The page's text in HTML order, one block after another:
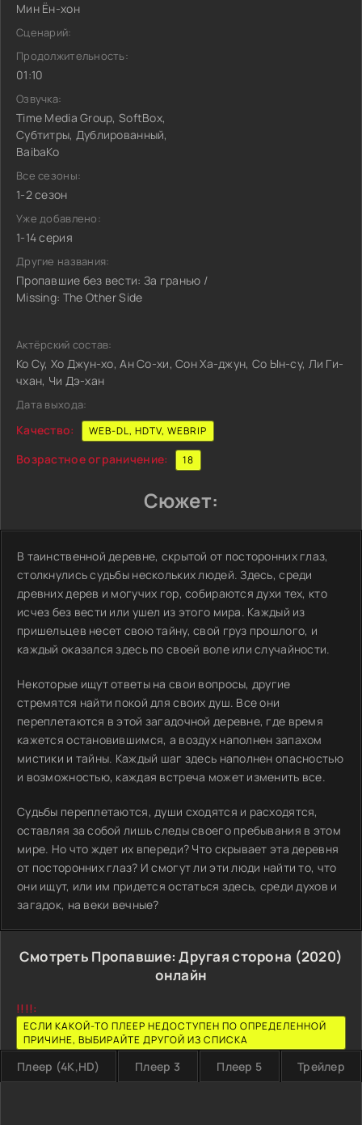
Мин Ён-хон
Сценарий:
Продолжительность:
01:10
Озвучка:
Time Media Group, SoftBox,
Субтитры, Дублированный,
BaibaKo
Все сезоны:
1-2 сезон
Уже добавлено:
1-14 серия
Другие названия:
Пропавшие без вести: За гранью /
Missing: The Other Side
Актёрский состав:
Ко Су, Хо Джун-хо, Ан Со-хи, Сон Ха-джун, Со Ын-су, Ли Ги-
чхан, Чи Дэ-хан
Дата выхода:
Качество: WEB-DL, HDTV, WEBRIP
Возрастное ограничение: 18
Сюжет:
В таинственной деревне, скрытой от посторонних глаз,
столкнулись судьбы нескольких людей. Здесь, среди
древних дерев и могучих гор, собираются духи тех, кто
исчез без вести или ушел из этого мира. Каждый из
пришельцев несет свою тайну, свой груз прошлого, и
каждый оказался здесь по своей воле или случайности.
Некоторые ищут ответы на свои вопросы, другие
стремятся найти покой для своих душ. Все они
переплетаются в этой загадочной деревне, где время
кажется остановившимся, а воздух наполнен запахом
мистики и тайны. Каждый шаг здесь наполнен опасностью
и возможностью, каждая встреча может изменить все.
Судьбы переплетаются, души сходятся и расходятся,
оставляя за собой лишь следы своего пребывания в этом
мире. Но что ждет их впереди? Что скрывает эта деревня
от посторонних глаз? И смогут ли эти люди найти то, что
они ищут, или им придется остаться здесь, среди духов и
загадок, на веки вечные?
Смотреть Пропавшие: Другая сторона (2020)
онлайн
!!!!:
ЕСЛИ КАКОЙ-ТО ПЛЕЕР НЕДОСТУПЕН ПО ОПРЕДЕЛЕННОЙ
ПРИЧИНЕ, ВЫБИРАЙТЕ ДРУГОЙ ИЗ СПИСКА
Плеер (4K,HD) Плеер 3 Плеер 5 Трейлер